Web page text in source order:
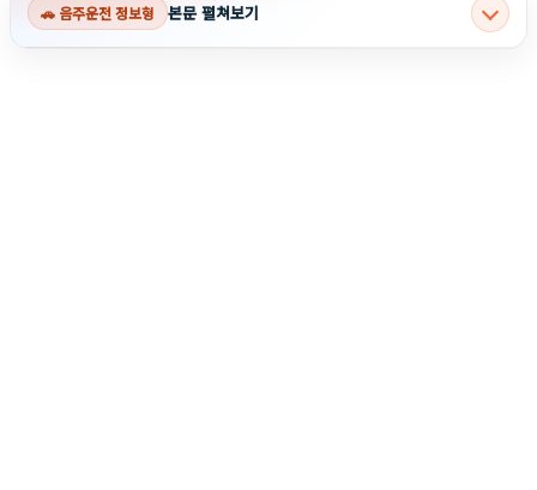
🚗 음주운전 정보형 본문 펼쳐보기